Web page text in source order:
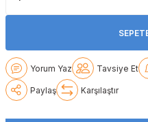
Yorum Yaz Tavsiye Et
Paylaş Karşılaştır